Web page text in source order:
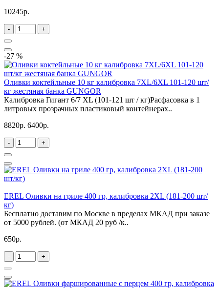
10245р.
- +
-27 %
Оливки коктейльные 10 кг калибровка 7XL/6XL 101-120 шт/
кг жестяная банка GUNGOR
Калибровка Гигант 6/7 XL (101-121 шт / кг)Расфасовка в 1
литровых прозрачных пластиковый контейнерах..
8820р. 6400р.
- +
EREL Оливки на гриле 400 гр, калибровка 2XL (181-200 шт/
кг)
Бесплатно доставим по Москве в пределах МКАД при заказе
от 5000 рублей. (от МКАД 20 руб /к..
650р.
- +